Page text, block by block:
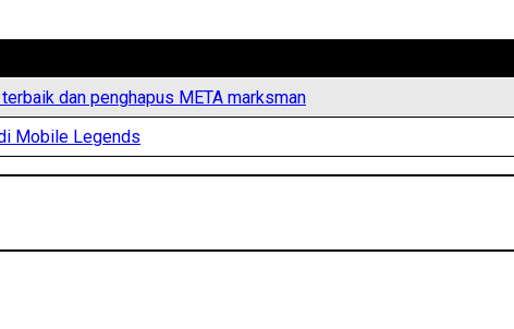
dan penghapus META marksman
Mobile Legends